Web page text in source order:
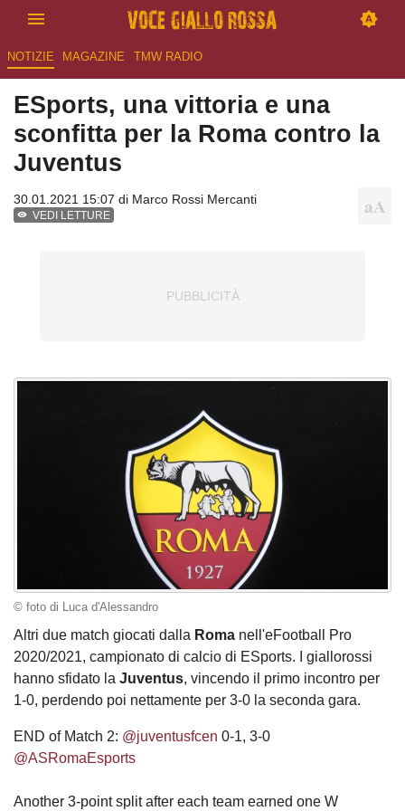
NOTIZIE MAGAZINE TMW RADIO
ESports, una vittoria e una
sconfitta per la Roma contro la
Juventus
30.01.2021 15:07 di Marco Rossi Mercanti
VEDI LETTURE
© foto di Luca d'Alessandro
Altri due match giocati dalla Roma nell'eFootball Pro
2020/2021, campionato di calcio di ESports. I giallorossi
hanno sfidato la Juventus, vincendo il primo incontro per
1-0, perdendo poi nettamente per 3-0 la seconda gara.
END of Match 2: @juventusfcen 0-1, 3-0
@ASRomaEsports
Another 3-point split after each team earned one W